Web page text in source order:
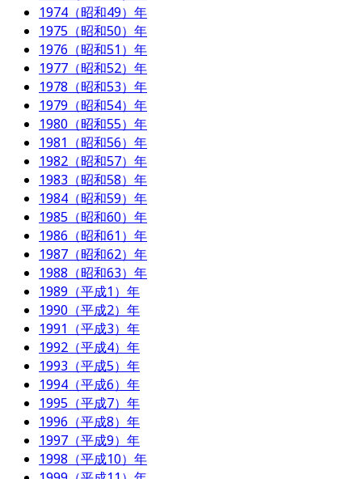
1974（昭和49）年
1975（昭和50）年
1976（昭和51）年
1977（昭和52）年
1978（昭和53）年
1979（昭和54）年
1980（昭和55）年
1981（昭和56）年
1982（昭和57）年
1983（昭和58）年
1984（昭和59）年
1985（昭和60）年
1986（昭和61）年
1987（昭和62）年
1988（昭和63）年
1989（平成1）年
1990（平成2）年
1991（平成3）年
1992（平成4）年
1993（平成5）年
1994（平成6）年
1995（平成7）年
1996（平成8）年
1997（平成9）年
1998（平成10）年